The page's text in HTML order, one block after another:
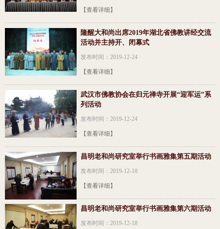
【查看详细】
隆醒大和尚出席2019年湖北省佛教讲经交流
活动并主持开、闭幕式
发布时间：2019-12-24
【查看详细】
武汉市佛教协会在归元禅寺开展“迎军运”系
列活动
发布时间：2019-12-24
【查看详细】
昌明老和尚研究室举行书画雅集第五期活动
发布时间：2019-12-18
【查看详细】
昌明老和尚研究室举行书画雅集第六期活动
发布时间：2019-12-18